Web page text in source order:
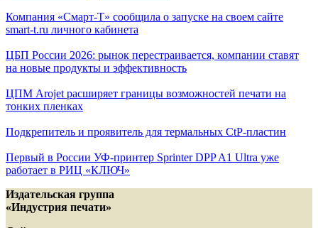
Компания «Смарт-Т» сообщила о запуске на своем сайте
smart-t.ru личного кабинета
ЦБП России 2026: рынок перестраивается, компании ставят
на новые продукты и эффективность
ЦПМ Arojet расширяет границы возможностей печати на
тонких пленках
Подкрепитель и проявитель для термальных СtP-пластин
Первый в России УФ-принтер Sprinter DPP A1 Ultra уже
работает в РИЦ «КЛЮЧ»
Издательская группа
«Индустрия печати»